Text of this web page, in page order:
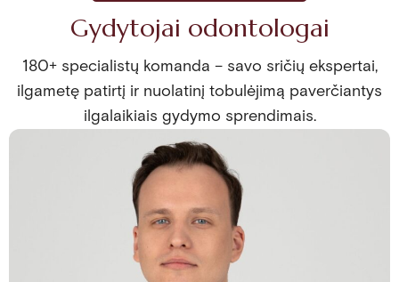
Gydytojai odontologai
180+ specialistų komanda – savo sričių ekspertai,
ilgametę patirtį ir nuolatinį tobulėjimą paverčiantys
ilgalaikiais gydymo sprendimais.